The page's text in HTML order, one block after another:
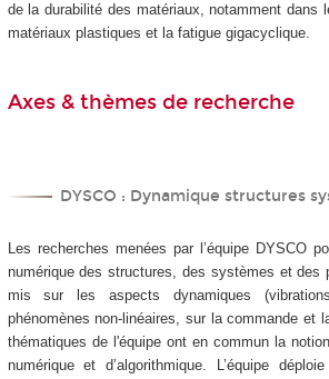
de la durabilité des matériaux, notamment dans
matériaux plastiques et la fatigue gigacyclique.
Axes & thèmes de recherche
DYSCO : Dynamique structures
Les recherches menées par l’équipe DYSCO
numérique des structures, des systèmes et des
mis sur les aspects dynamiques
phénomènes non-linéaires, sur la commande et
thématiques de l'équipe ont en commun la
numérique et d’algorithmique. L’équipe